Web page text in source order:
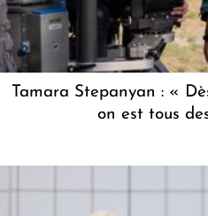
Tamara Stepanyan : «
on est tous